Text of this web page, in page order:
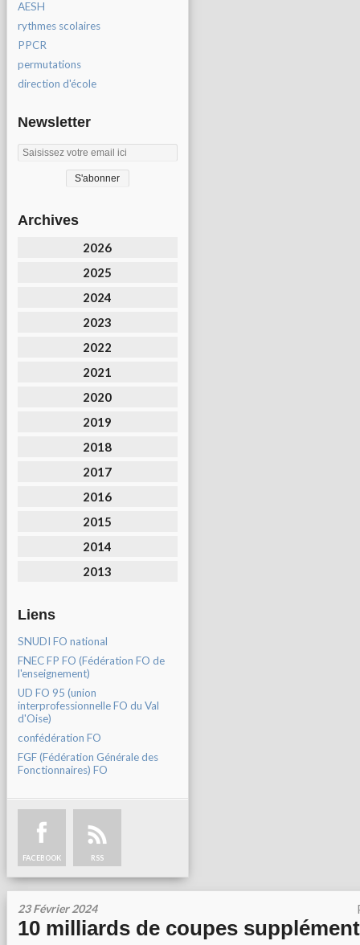
AESH
rythmes scolaires
PPCR
permutations
direction d'école
Newsletter
Archives
2026
2025
2024
2023
2022
2021
2020
2019
2018
2017
2016
2015
2014
2013
Liens
SNUDI FO national
FNEC FP FO (Fédération FO de
l'enseignement)
UD FO 95 (union
interprofessionnelle FO du Val
d'Oise)
confédération FO
FGF (Fédération Générale des
Fonctionnaires) FO
FACEBOOK RSS
23 Février 2024
10 milliards de coupes